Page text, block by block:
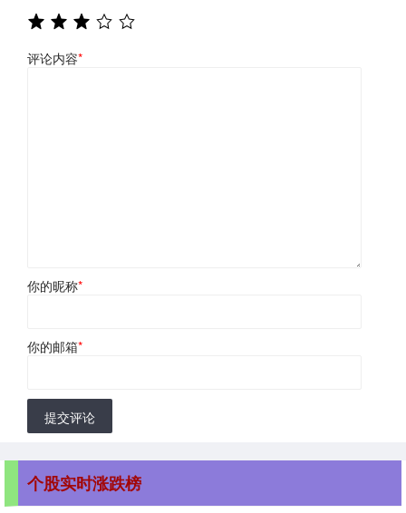
评论内容*
你的昵称*
你的邮箱*
提交评论
个股实时涨跌榜